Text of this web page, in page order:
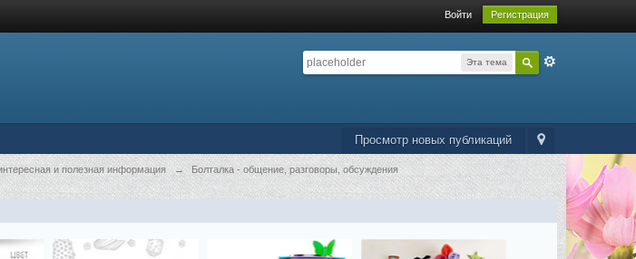
Войти Регистрация
Эта тема
Просмотр новых публикаций
и полезная информация → Болталка - общение, разговоры, обсуждения